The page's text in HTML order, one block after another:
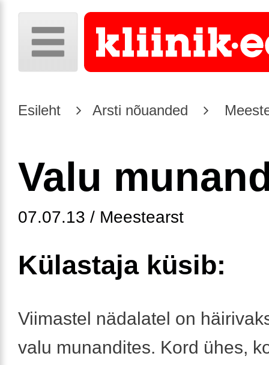
Esileht Arsti nõuanded
Valu
07.07.13 / Meestearst
Külastaja küsib:
Viimastel nädalatel on
valu munandites. Kord ühes,